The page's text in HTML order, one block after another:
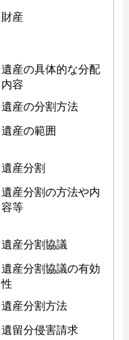
財産
遺産の具体的な分配
内容
遺産の分割方法
遺産の範囲
遺産分割
遺産分割の方法や内
容等
遺産分割協議
遺産分割協議の有効
性
遺産分割方法
遺留分侵害請求